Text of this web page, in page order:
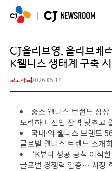
CJ올리브영, 올리브베
K웰니스 생태계 구축
보도자료2026.05.14
중소 웰니스 브랜드 성
노력하며 진입 장벽 낮추고
국내·외 웰니스 브랜드
글로벌 웰니스 트렌드 소개
“K뷰티 성공 공식 이식
글로벌 경쟁력 입증… 시장